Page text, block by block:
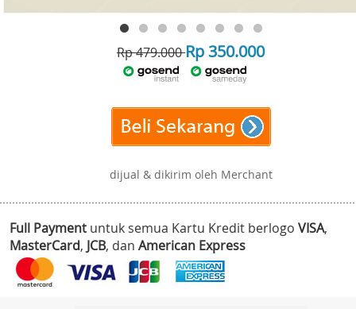
Rp 479.000Rp 350.000
dijual & dikirim oleh Merchant
Full Payment untuk semua Kartu Kredit berlogo VISA,
MasterCard, JCB, dan American Express